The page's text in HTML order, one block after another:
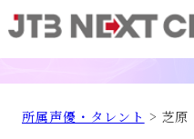
所属声優・タレント > 芝